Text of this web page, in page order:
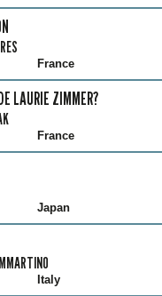
France
LAURIE ZIMMER?
France
Japan
Italy